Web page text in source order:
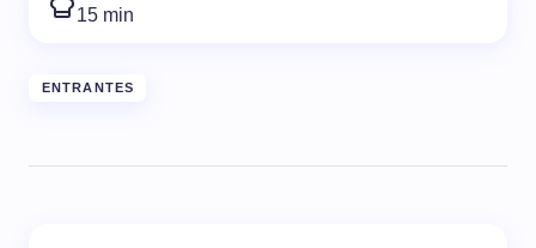
15 min
ENTRANTES